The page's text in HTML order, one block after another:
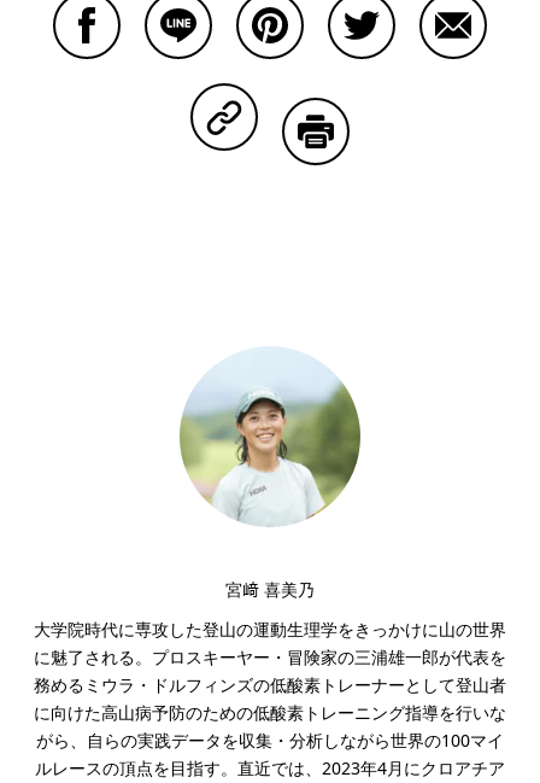
Copy Linkで共有する
宮﨑 喜美乃
大学院時代に専攻した登山の運動生理学をきっかけに山の世界
に魅了される。プロスキーヤー・冒険家の三浦雄一郎が代表を
務めるミウラ・ドルフィンズの低酸素トレーナーとして登山者
に向けた高山病予防のための低酸素トレーニング指導を行いな
がら、自らの実践データを収集・分析しながら世界の100マイ
ルレースの頂点を目指す。直近では、2023年4月にクロアチア